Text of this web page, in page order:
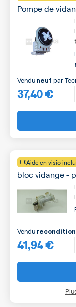
Pompe de
37,40 €
Vendu neuf par
Aide en visio
bloc vidange -
41,94 €
Vendu